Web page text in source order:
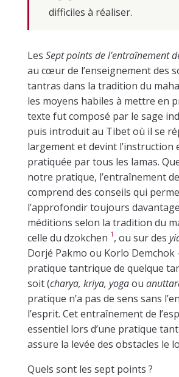
difficiles à réaliser.
Les Sept points de l’entraînement
au cœur de l’enseignement des
tantras dans la tradition du
les moyens habiles à mettre en
texte fut composé par le sage
puis introduit au Tibet où il se
largement et devint l’instruction
pratiquée par tous les lamas.
notre pratique, l’entraînement
comprend des conseils qui
l’approfondir toujours
méditions selon la tradition du
celle du dzokchen 1 , ou sur des
Dorjé Pakmo ou Korlo
pratique tantrique de quelque
soit (charya, kriya, yogaou
pratique n’a pas de sens sans
l’esprit. Cet entraînement de
essentiel lors d’une pratique
assure la levée des obstacles le
Quels sont les sept points ?